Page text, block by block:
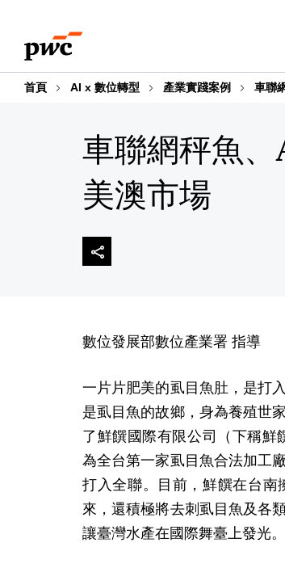
content
footer
首頁 AI x 數位轉型 產業實踐案例 車聯
車聯網秤魚
美澳市場
數位發展部數位產業署 指導
一片片肥美的虱目魚肚，是打
是虱目魚的故鄉，身為養殖世
了鮮饌國際有限公司（下稱
為全台第一家虱目魚合法加工
打入全聯。目前，鮮饌在台
來，還積極將去刺虱目魚及各
讓臺灣水產在國際舞臺上發光。